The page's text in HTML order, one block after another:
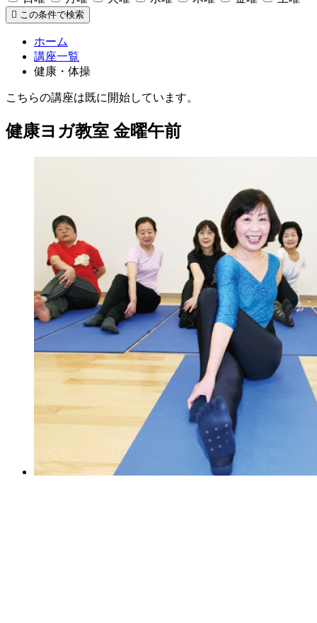
この条件で検索
ホーム
講座一覧
健康・体操
こちらの講座は既に開始しています。
健康ヨガ教室 金曜午前